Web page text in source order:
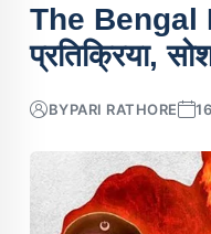
The Bengal
प्रतिक्रिया,
BYPARI RATHORE